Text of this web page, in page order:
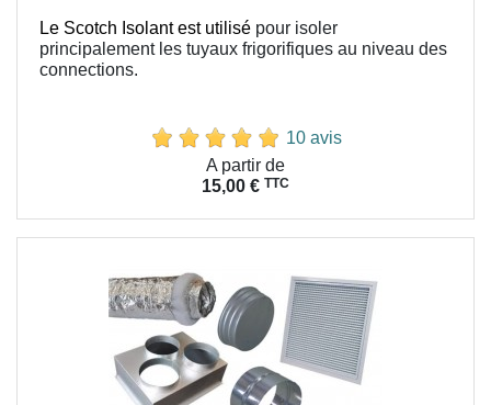
Le Scotch Isolant est utilisé pour isoler
principalement les tuyaux frigorifiques au niveau des
connections.
10 avis
A partir de
15,00 € TTC